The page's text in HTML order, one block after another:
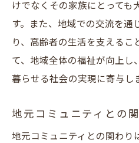
地域特有の伝統や
ラン
地域の声を反映し
み
その利点
地域密着型通所介
けでなくその家族にとっても
す。また、地域での交流を通
り、高齢者の生活を支えるこ
て、地域全体の福祉が向上し
暮らせる社会の実現に寄与し
地元コミュニティとの
地元コミュニティとの関わり